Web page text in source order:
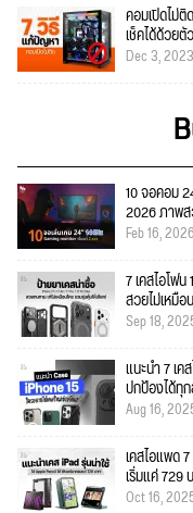
คอมเปิดไม่ติ
เช็คได้ด้วย
Dec 3, 2023
10 จอคอม
2026 ภาพส
Feb 16, 2026
7 เคสไอโฟ
สวยไม่เหมือ
Sep 18,
แนะนำ 7 เ
ปกป้องได้ทุ
Aug 16,
เคสไอแพด
เริ่มแค่ 729
Oct 16,